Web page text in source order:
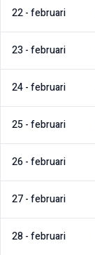
22-februari
23 -februari
24-februari
25-februari
26-februari
27-februari
28-februari